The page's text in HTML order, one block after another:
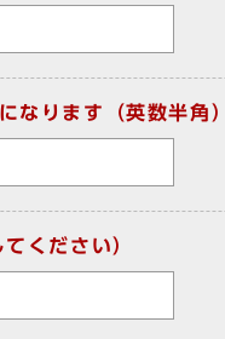
なります（英数半角）
ください）